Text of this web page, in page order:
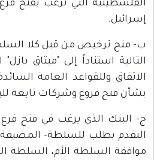
الفلسطينية التي ترغب بفتح
إسرائيل.
ب- منح ترخيص من قبل كلا
التالية استناداً إلى "ميثاق
الاتفاق وللقواعد العامة
بشأن فتح فروع وشركات تابعة
ج- البنك الذي يرغب في فتح
التقدم بطلب للسلطة-
موافقة السلطة الأم، السلطة